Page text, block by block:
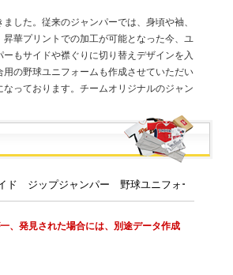
した。従来のジャンパーでは、身頃や袖、
華プリントでの加工が可能となった今、ユ
もサイドや襟ぐりに切り替えデザインを入
の野球ユニフォームも作成させていただい
っております。チームオリジナルのジャン
、発見された場合には、別途データ作成